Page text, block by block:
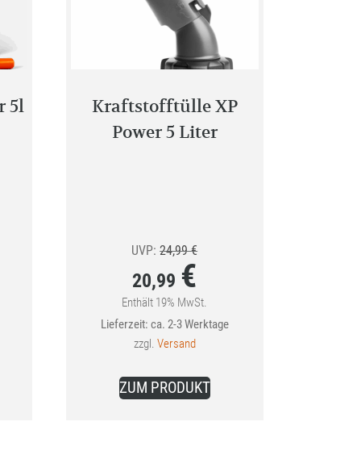
5l
Kraftstofftülle XP
Power 5 Liter
UVP: 24,99€Ursprünglicher
war:
24,99 €
20,99 €
Aktueller
Preis
20,99 €.
Enthält 19% MwSt.
Lieferzeit: ca. 2-3 Werktage
zzgl. Versand
ZUM PRODUKT